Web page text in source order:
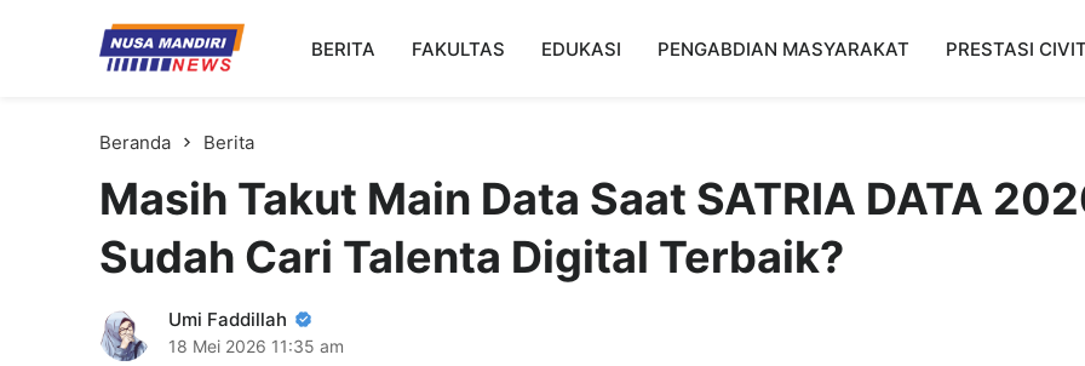
Kampus Digital Bisnis
Universitas Nusa Mandiri
BERITA FAKULTAS EDUKASI PENGABDIAN MASYARAKAT PRESTASI
Beranda Berita
Masih Takut Main Data Saat SATRIA DATA
Sudah Cari Talenta Digital Terbaik?
Umi Faddillah
18 Mei 2026 11:35 am